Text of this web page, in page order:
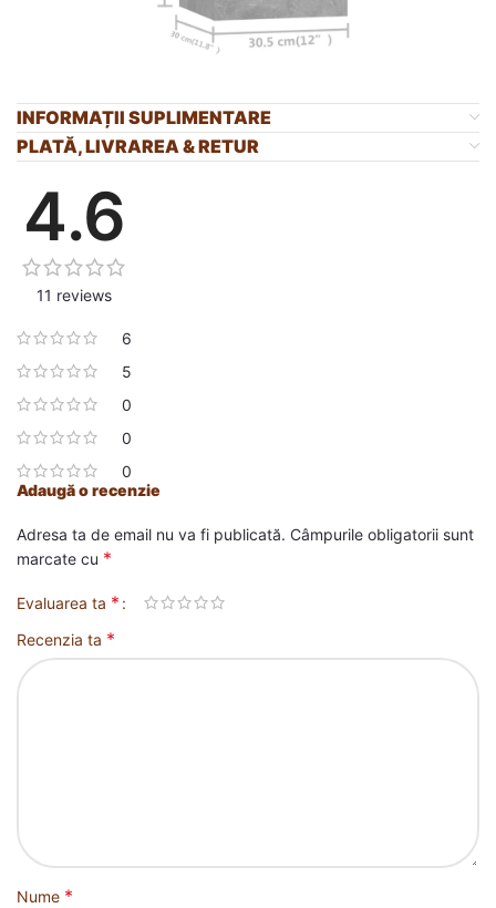
INFORMAȚII SUPLIMENTARE
PLATĂ, LIVRAREA & RETUR
4.6
11 reviews
6
5
0
0
0
Adaugă o recenzie
Adresa ta de email nu va fi publicată. Câmpurile obligatorii sunt
marcate cu *
Evaluarea ta *
Recenzia ta *
Nume *